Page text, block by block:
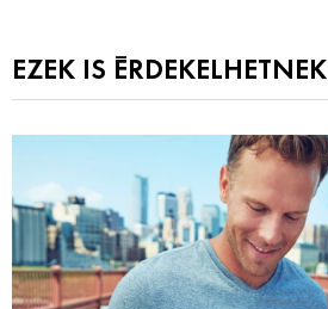
EZEK IS ÉRDEKELHETNEK